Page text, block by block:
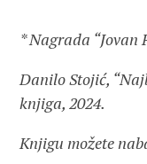
* Nagrada “Jovan
Danilo Stojić,
knjiga, 2024.
Knjigu možete